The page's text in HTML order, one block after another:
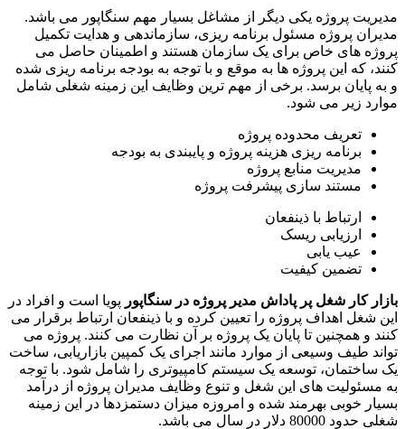
مدیریت پروژه یکی دیگر از مشاغل بسیار مهم سنگاپور می باشد.
مدیران پروژه مسئول برنامه ‌ریزی، سازماندهی و هدایت تکمیل
پروژه ‌های خاص برای یک سازمان هستند و اطمینان حاصل می
کنند، که این پروژه‌ ها به موقع و با توجه به بودجه برنامه ریزی شده
و به پایان برسد. برخی از مهم ترین وظایف این زمینه شغلی شامل
موارد زیر می شود.
تعریف محدوده پروژه
برنامه ریزی هزینه پروژه و پایبندی به بودجه
مدیریت منابع پروژه
مستند سازی پیشرفت پروژه
ارتباط با ذینفعان
ارزیابی ریسک
عیب یابی
تضمین کیفیت
بازار کار شغل پر پاداش مدیر پروژه در سنگاپور پویا است و افراد در
این شغل اهداف پروژه را تعیین کرده و با ذینفعان ارتباط برقرار می
کنند و همچنین تا پایان یک پروژه بر آن نظارت می کنند. پروژه می
تواند طیف وسیعی از موارد مانند اجرای یک کمپین بازاریابی، ساخت
یک ساختمان، توسعه یک سیستم کامپیوتری را شامل شود. با توجه
به مسئولیت های این شغل و تنوع وظایف مدیران پروژه از درآمد
بسیار خوبی بهرمند شده و امروزه میزان دستمزدها در این زمینه
شغلی حدود 80000 دلار در سال می باشد.